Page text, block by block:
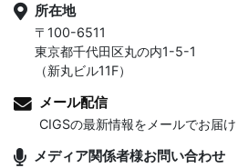
所在地
〒100-6511
東京都千代田区丸の内1-5-1
（新丸ビル11F）
メール配信
CIGSの最新情報をメールでお届け
メディア関係者様お問い合わせ